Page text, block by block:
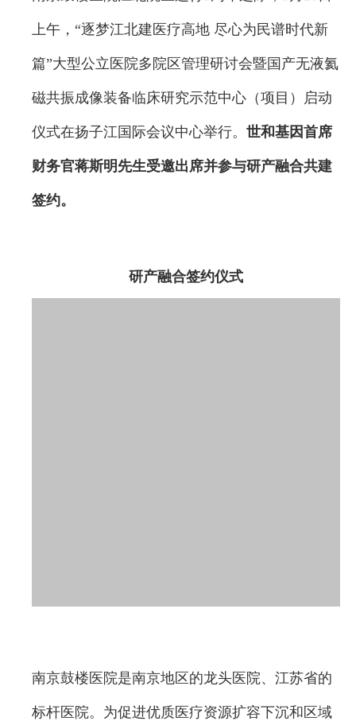
上午，“逐梦江北建医疗高地 尽心为民谱时代新
篇”大型公立医院多院区管理研讨会暨国产无液氦
磁共振成像装备临床研究示范中心（项目）启动
仪式在扬子江国际会议中心举行。 世和基因首席
财务官蒋斯明先生受邀出席并参与研产融合共建
签约。
研产融合签约仪式
南京鼓楼医院是南京地区的龙头医院、江苏省的
标杆医院。为促进优质医疗资源扩容下沉和区域